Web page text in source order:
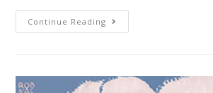
Continue Reading